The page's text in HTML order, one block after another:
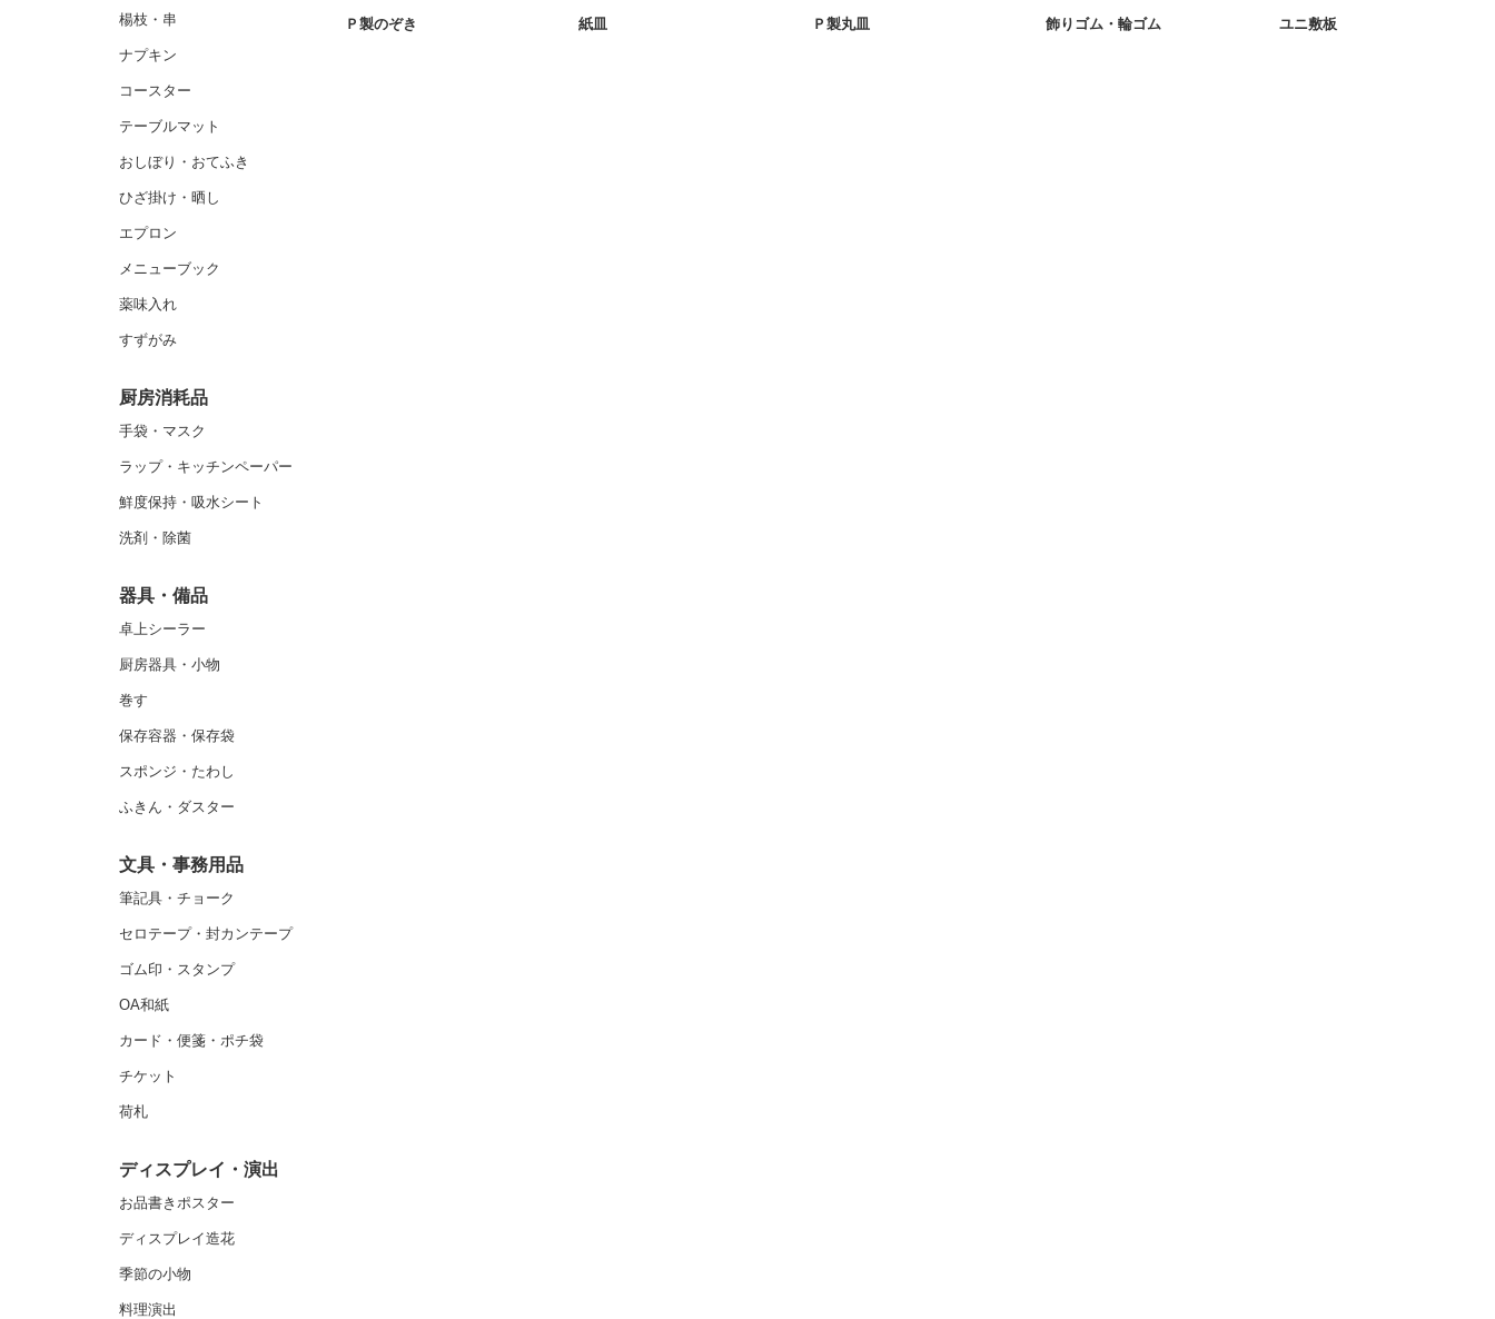
楊枝・串
ナプキン
コースター
テーブルマット
おしぼり・おてふき
ひざ掛け・晒し
エプロン
メニューブック
薬味入れ
すずがみ
厨房消耗品
手袋・マスク
ラップ・キッチンペーパー
鮮度保持・吸水シート
洗剤・除菌
器具・備品
卓上シーラー
厨房器具・小物
巻す
保存容器・保存袋
スポンジ・たわし
ふきん・ダスター
文具・事務用品
筆記具・チョーク
セロテープ・封カンテープ
ゴム印・スタンプ
OA和紙
カード・便箋・ポチ袋
チケット
荷札
ディスプレイ・演出
お品書きポスター
ディスプレイ造花
季節の小物
料理演出
Ｐ製のぞき 紙皿 Ｐ製丸皿 飾りゴム・輪ゴム ユニ敷板